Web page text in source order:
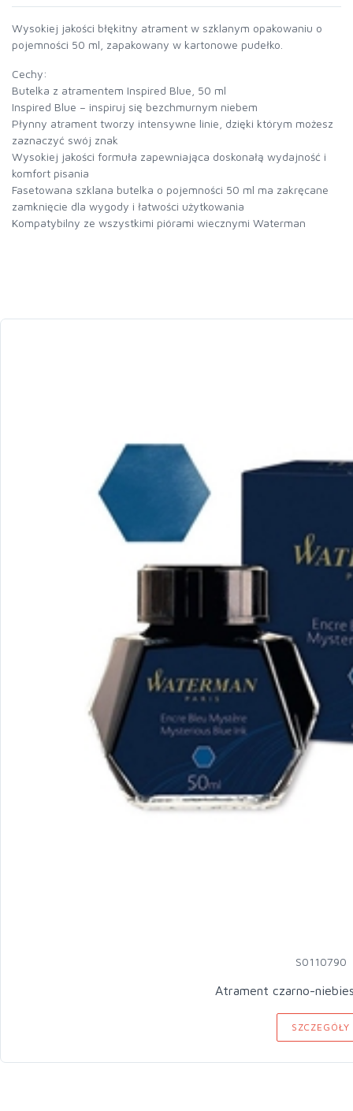
Wysokiej jakości błękitny atrament w szklanym opakowaniu o
pojemności 50 ml, zapakowany w kartonowe pudełko.
Cechy:
Butelka z atramentem Inspired Blue, 50 ml
Inspired Blue – inspiruj się bezchmurnym niebem
Płynny atrament tworzy intensywne linie, dzięki którym możesz
zaznaczyć swój znak
Wysokiej jakości formuła zapewniająca doskonałą wydajność i
komfort pisania
Fasetowana szklana butelka o pojemności 50 ml ma zakręcane
zamknięcie dla wygody i łatwości użytkowania
Kompatybilny ze wszystkimi piórami wiecznymi Waterman
S0110790
Atrament czarno-
SZCZEGÓŁY